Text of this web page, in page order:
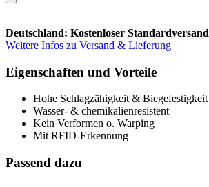
Deutschland: Kostenloser Standardversand
Weitere Infos zu Versand & Lieferung
Eigenschaften und Vorteile
Hohe Schlagzähigkeit & Biegefestigkeit
Wasser- & chemikalienresistent
Kein Verformen o. Warping
Mit RFID-Erkennung
Passend dazu